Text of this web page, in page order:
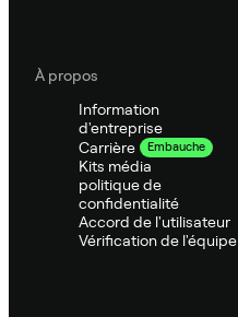
À propos
Information
d'entreprise
Carrière
Embauche
Kits média
politique de
confidentialité
Accord de l'utilisateur
Vérification de l'équipe